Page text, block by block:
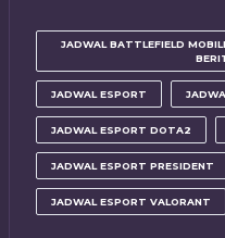
JADWAL BATTLEFIELD
JADWAL ESPORT
JADWAL ESPORT DOTA2
JADWAL ESPORT PRESIDENT
JADWAL ESPORT VALORANT